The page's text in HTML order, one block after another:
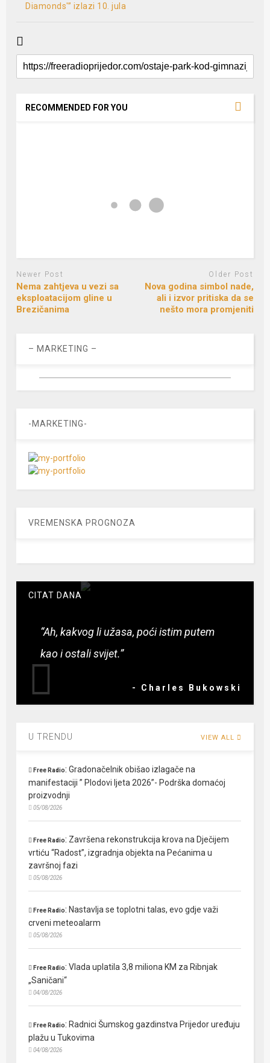
Diamonds'” izlazi 10. jula
RECOMMENDED FOR YOU
Newer Post
Nema zahtjeva u vezi sa
eksploatacijom gline u
Brezičanima
Older Post
Nova godina simbol nade,
ali i izvor pritiska da se
nešto mora promjeniti
– MARKETING –
-MARKETING-
VREMENSKA PROGNOZA
CITAT DANA
“Ah, kakvog li užasa, poći istim putem
kao i ostali svijet.”
- Charles Bukowski
U TRENDU VIEW ALL
Free Radio:Gradonačelnik obišao izlagače na
manifestaciji ” Plodovi ljeta 2026”- Podrška domaćoj
proizvodnji
05/08/2026
Free Radio: Završena rekonstrukcija krova na Dječijem
vrtiću “Radost”, izgradnja objekta na Pećanima u
završnoj fazi
05/08/2026
Free Radio: Nastavlja se toplotni talas, evo gdje važi
crveni meteoalarm
05/08/2026
Free Radio:Vlada uplatila 3,8 miliona KM za Ribnjak
„Saničani“
04/08/2026
Free Radio: Radnici Šumskog gazdinstva Prijedor uređuju
plažu u Tukovima
04/08/2026